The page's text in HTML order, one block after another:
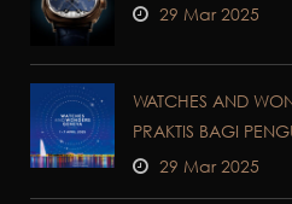
29 Mar 2025
WATCHES AND
PRAKTIS BAGI
29 Mar 2025